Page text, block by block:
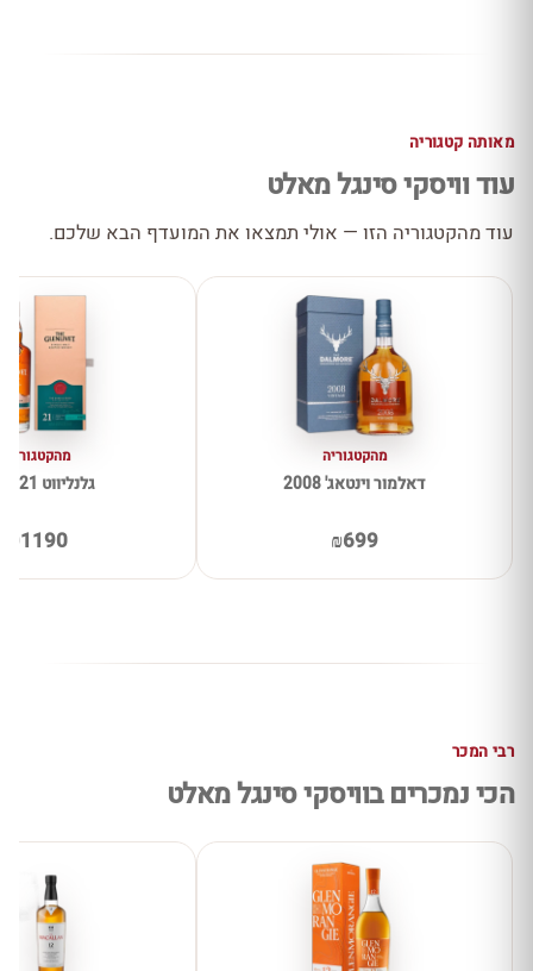
מאותה קטגוריה
עוד וויסקי סינגל מאלט
עוד מהקטגוריה הזו — אולי תמצאו את המועדף הבא שלכם.
מהקטגוריה
דאלמור וינטאג' 2008
₪699
מהקטגוריה
גלנליווט 21 שנים
₪1190
רבי המכר
הכי נמכרים בוויסקי סינגל מאלט